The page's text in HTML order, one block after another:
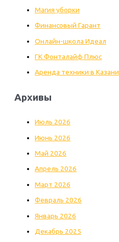
Магия уборки
Финансовый Гарант
Онлайн-школа Идеал
ГК Фонталайф Плюс
Аренда техники в Казани
Архивы
Июль 2026
Июнь 2026
Май 2026
Апрель 2026
Март 2026
Февраль 2026
Январь 2026
Декабрь 2025